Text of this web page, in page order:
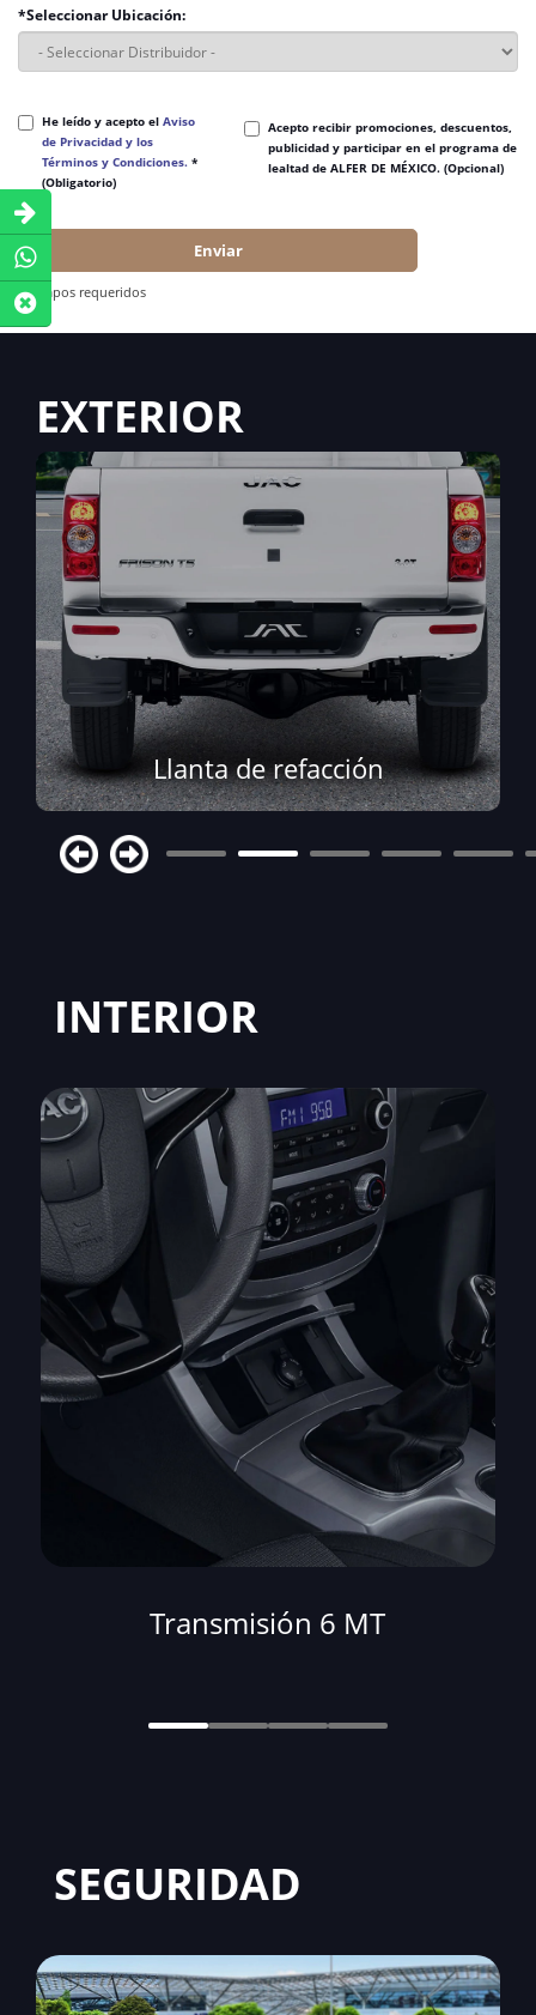
*Seleccionar Ubicación:
He leído y acepto el Aviso
de Privacidad y los
Términos y Condiciones. *
(Obligatorio)
Acepto recibir promociones, descuentos,
publicidad y participar en el programa de
lealtad de ALFER DE MÉXICO. (Opcional)
Enviar
*Campos requeridos
EXTERIOR
Llanta de refacción
INTERIOR
Transmisión 6 MT
SEGURIDAD